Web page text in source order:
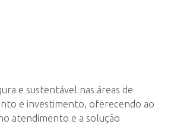
e sustentável nas áreas de
e investimento, oferecendo ao
atendimento e a solução